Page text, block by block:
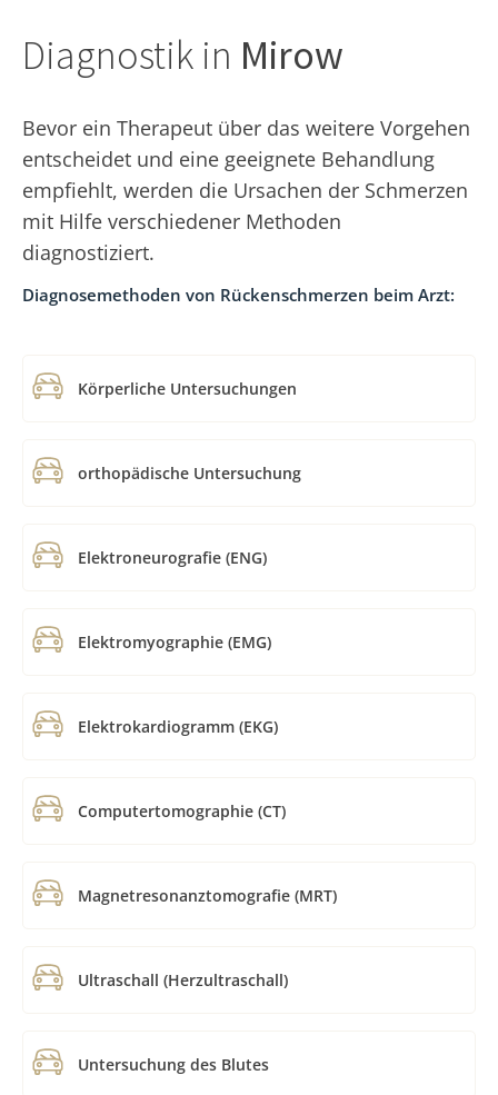
Diagnostik in Mirow
Bevor ein Therapeut über das weitere Vorgehen
entscheidet und eine geeignete Behandlung
empfiehlt, werden die Ursachen der Schmerzen
mit Hilfe verschiedener Methoden
diagnostiziert.
Diagnosemethoden von Rückenschmerzen beim Arzt:
Körperliche Untersuchungen
orthopädische Untersuchung
Elektroneurografie (ENG)
Elektromyographie (EMG)
Elektrokardiogramm (EKG)
Computertomographie (CT)
Magnetresonanztomografie (MRT)
Ultraschall (Herzultraschall)
Untersuchung des Blutes